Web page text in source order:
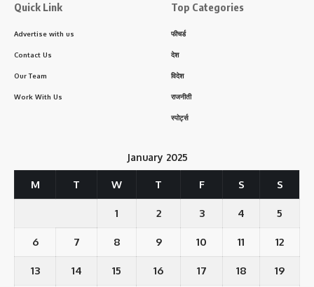
Quick Link
Advertise with us
Contact Us
Our Team
Work With Us
Top Categories
फीचर्ड
देश
विदेश
राजनीती
स्पोर्ट्स
January 2025
M T W T F S S
1 2 3 4 5
6 7 8 9 10 11 12
13 14 15 16 17 18 19